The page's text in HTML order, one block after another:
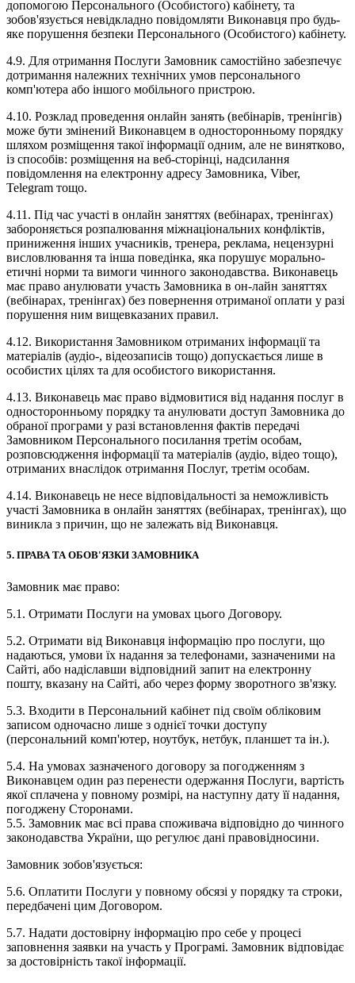
допомогою Персонального (Особистого) кабінету, та
зобов'язується невідкладно повідомляти Виконавця про будь-
яке порушення безпеки Персонального (Особистого) кабінету.
4.9. Для отримання Послуги Замовник самостійно забезпечує
дотримання належних технічних умов персонального
комп'ютера або іншого мобільного пристрою.
4.10. Розклад проведення онлайн занять (вебінарів, тренінгів)
може бути змінений Виконавцем в односторонньому порядку
шляхом розміщення такої інформації одним, але не винятково,
із способів: розміщення на веб-сторінці, надсилання
повідомлення на електронну адресу Замовника, Viber,
Telegram тощо.
4.11. Під час участі в онлайн заняттях (вебінарах, тренінгах)
забороняється розпалювання міжнаціональних конфліктів,
приниження інших учасників, тренера, реклама, нецензурні
висловлювання та інша поведінка, яка порушує морально-
етичні норми та вимоги чинного законодавства. Виконавець
має право анулювати участь Замовника в он-лайн заняттях
(вебінарах, тренінгах) без повернення отриманої оплати у разі
порушення ним вищевказаних правил.
4.12. Використання Замовником отриманих інформації та
матеріалів (аудіо-, відеозаписів тощо) допускається лише в
особистих цілях та для особистого використання.
4.13. Виконавець має право відмовитися від надання послуг в
односторонньому порядку та анулювати доступ Замовника до
обраної програми у разі встановлення фактів передачі
Замовником Персонального посилання третім особам,
розповсюдження інформації та матеріалів (аудіо, відео тощо),
отриманих внаслідок отримання Послуг, третім особам.
4.14. Виконавець не несе відповідальності за неможливість
участі Замовника в онлайн заняттях (вебінарах, тренінгах), що
виникла з причин, що не залежать від Виконавця.
5. ПРАВА ТА ОБОВ'ЯЗКИ ЗАМОВНИКА
Замовник має право:
5.1. Отримати Послуги на умовах цього Договору.
5.2. Отримати від Виконавця інформацію про послуги, що
надаються, умови їх надання за телефонами, зазначеними на
Сайті, або надіславши відповідний запит на електронну
пошту, вказану на Сайті, або через форму зворотного зв'язку.
5.3. Входити в Персональний кабінет під своїм обліковим
записом одночасно лише з однієї точки доступу
(персональний комп'ютер, ноутбук, нетбук, планшет та ін.).
5.4. На умовах зазначеного договору за погодженням з
Виконавцем один раз перенести одержання Послуги, вартість
якої сплачена у повному розмірі, на наступну дату її надання,
погоджену Сторонами.
5.5. Замовник має всі права споживача відповідно до чинного
законодавства України, що регулює дані правовідносини.
Замовник зобов'язується:
5.6. Оплатити Послуги у повному обсязі у порядку та строки,
передбачені цим Договором.
5.7. Надати достовірну інформацію про себе у процесі
заповнення заявки на участь у Програмі. Замовник відповідає
за достовірність такої інформації.